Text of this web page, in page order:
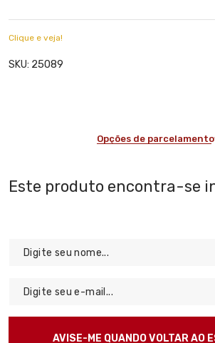
Clique e veja!
SKU: 25089
Opções de parcelamento